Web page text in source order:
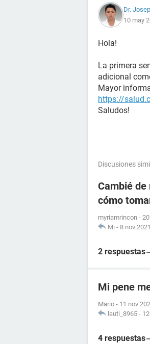
Dr.
10 may
Hola!
La primera
adicional
Mayor
https://
Saludos!
Discusiones
Cambié
cómo
myriamrincon -
Mi - 8 nov
2 respuestas
Mi pene
Mario - 11 nov
lauti_8965 -
4 respuestas